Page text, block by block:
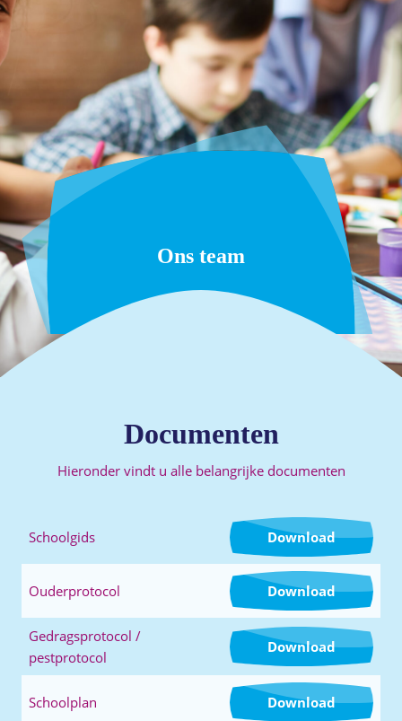
Ons team
Documenten
Hieronder vindt u alle belangrijke documenten
Schoolgids Download
Ouderprotocol Download
Gedragsprotocol /
pestprotocol
Download
Schoolplan Download